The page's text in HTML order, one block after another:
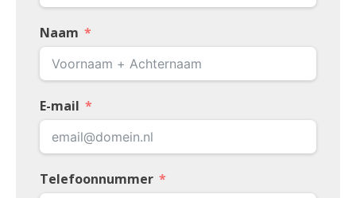
Naam
E-mail
Telefoonnummer